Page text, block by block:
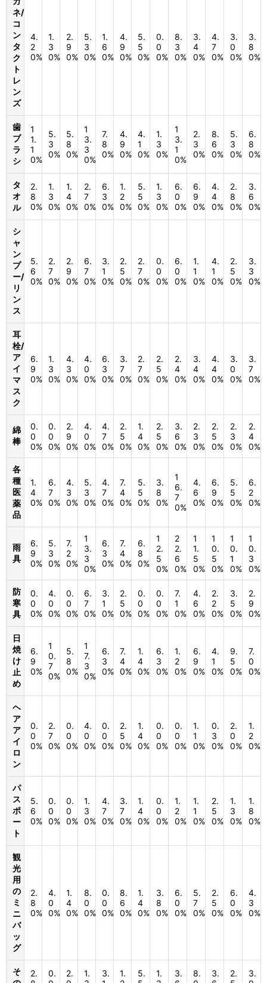
ネ/
コ
ン
タ
ク
ト
レ
ン
ズ
4.
2
0%
1.
3
0%
2.
9
0%
5.
3
0%
1.
6
0%
4.
9
0%
5.
5
0%
0.
0
0%
8.
3
0%
3.
4
0%
4.
7
0%
3.
0
0%
3.
8
0%
歯
ブ
ラ
シ
1
1.
1
0%
5.
3
0%
5.
8
0%
1
3.
3
0%
7.
8
0%
4.
9
0%
4.
1
0%
1.
3
0%
1
3.
1
0%
2.
3
0%
8.
6
0%
5.
3
0%
6.
8
0%
タ
オ
ル
2.
8
0%
1.
3
0%
1.
4
0%
2.
7
0%
6.
3
0%
1.
2
0%
5.
5
0%
1.
3
0%
6.
0
0%
6.
9
0%
4.
4
0%
2.
8
0%
3.
6
0%
シ
ャ
ン
プ
ー/
リ
ン
ス
5.
6
0%
2.
7
0%
2.
9
0%
6.
7
0%
3.
1
0%
2.
5
0%
2.
7
0%
0.
0
0%
6.
0
0%
1.
1
0%
4.
1
0%
2.
5
0%
3.
3
0%
耳
栓/
ア
イ
マ
ス
ク
6.
9
0%
1.
3
0%
4.
3
0%
4.
0
0%
6.
3
0%
3.
7
0%
2.
7
0%
2.
5
0%
2.
4
0%
3.
4
0%
4.
4
0%
3.
0
0%
3.
7
0%
綿
棒
0.
0
0%
0.
0
0%
2.
9
0%
4.
0
0%
4.
7
0%
2.
5
0%
1.
4
0%
2.
5
0%
3.
6
0%
2.
3
0%
2.
5
0%
2.
3
0%
2.
4
0%
各
種
医
薬
品
1.
4
0%
6.
7
0%
4.
3
0%
5.
3
0%
4.
7
0%
7.
4
0%
5.
5
0%
3.
8
0%
1
6.
7
0%
4.
6
0%
6.
9
0%
5.
5
0%
6.
2
0%
雨
具
6.
9
0%
5.
3
0%
7.
2
0%
1
3.
3
0%
6.
3
0%
7.
4
0%
6.
8
0%
1
2.
5
0%
2
2.
6
0%
1
1.
5
0%
1
0.
5
0%
1
0.
1
0%
1
0.
3
0%
防
寒
具
0.
0
0%
4.
0
0%
0.
0
0%
6.
7
0%
3.
1
0%
2.
5
0%
0.
0
0%
0.
0
0%
7.
1
0%
4.
6
0%
2.
2
0%
3.
5
0%
2.
9
0%
日
焼
け
止
め
6.
9
0%
1
0.
7
0%
5.
8
0%
1
7.
3
0%
6.
3
0%
7.
4
0%
1.
4
0%
6.
3
0%
1.
2
0%
6.
9
0%
4.
1
0%
9.
5
0%
7.
0
0%
ヘ
ア
ア
イ
ロ
ン
0.
0
0%
2.
7
0%
0.
0
0%
4.
0
0%
0.
0
0%
2.
5
0%
1.
4
0%
0.
0
0%
0.
0
0%
1.
1
0%
0.
3
0%
2.
0
0%
1.
2
0%
パ
ス
ポ
ー
ト
5.
6
0%
0.
0
0%
0.
0
0%
1.
3
0%
4.
7
0%
3.
7
0%
1.
4
0%
0.
0
0%
1.
2
0%
1.
1
0%
2.
5
0%
1.
3
0%
1.
8
0%
観
光
用
の
ミ
ニ
バ
ッ
グ
2.
8
0%
4.
0
0%
1.
4
0%
8.
0
0%
0.
0
0%
8.
6
0%
1.
4
0%
3.
8
0%
6.
0
0%
5.
7
0%
2.
5
0%
6.
0
0%
4.
3
0%
そ
2.
0.
2.
1.
3.
1.
5.
1.
3.
8.
3.
2.
3.